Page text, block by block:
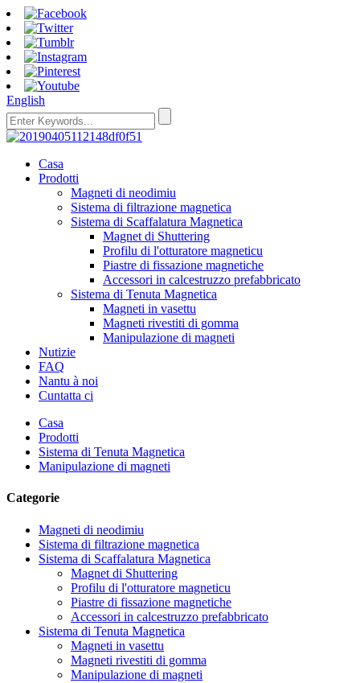
English
Casa
Prodotti
Magneti di neodimiu
Sistema di filtrazione magnetica
Sistema di Scaffalatura Magnetica
Magnet di Shuttering
Profilu di l'otturatore magneticu
Piastre di fissazione magnetiche
Accessori in calcestruzzo prefabbricato
Sistema di Tenuta Magnetica
Magneti in vasettu
Magneti rivestiti di gomma
Manipulazione di magneti
Nutizie
FAQ
Nantu à noi
Cuntatta ci
Casa
Prodotti
Sistema di Tenuta Magnetica
Manipulazione di magneti
Categorie
Magneti di neodimiu
Sistema di filtrazione magnetica
Sistema di Scaffalatura Magnetica
Magnet di Shuttering
Profilu di l'otturatore magneticu
Piastre di fissazione magnetiche
Accessori in calcestruzzo prefabbricato
Sistema di Tenuta Magnetica
Magneti in vasettu
Magneti rivestiti di gomma
Manipulazione di magneti